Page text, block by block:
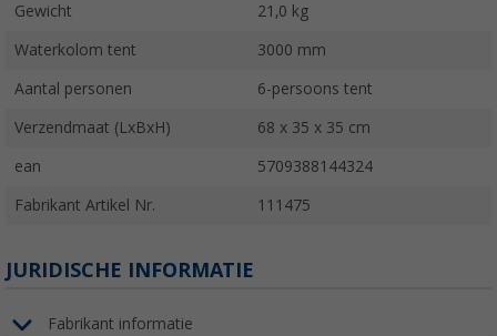
Gewicht 21,0 kg
Waterkolom tent 3000 mm
Aantal personen 6-persoons tent
Verzendmaat (LxBxH) 68 x 35 x 35 cm
ean 5709388144324
Fabrikant Artikel Nr. 111475
JURIDISCHE INFORMATIE
Fabrikant informatie